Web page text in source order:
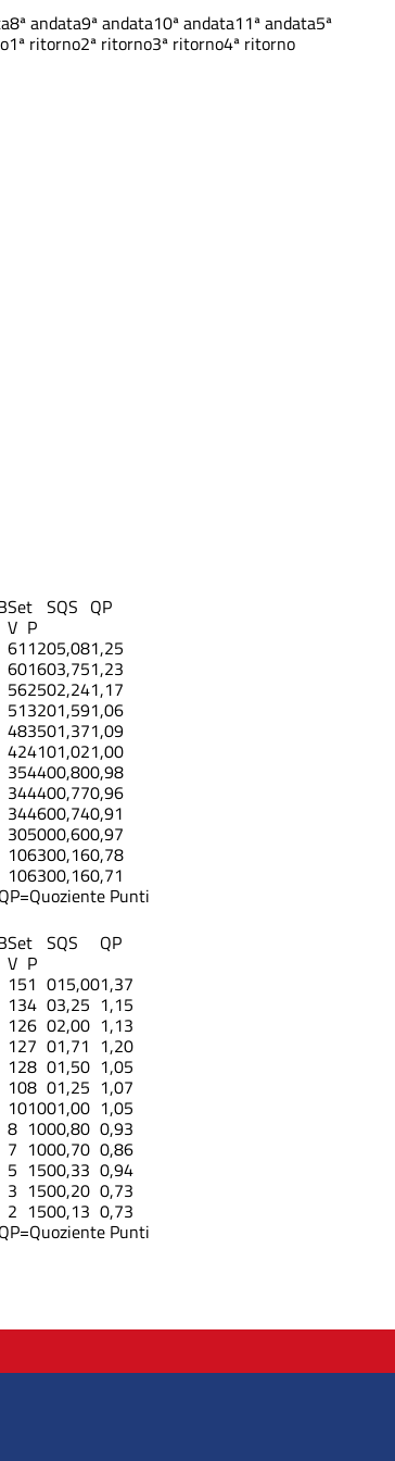
8ª andata9ª andata10ª andata11ª andata5ª
1ª ritorno2ª ritorno3ª ritorno4ª ritorno
Set SQS QP
V P
611205,081,25
601603,751,23
562502,241,17
513201,591,06
483501,371,09
424101,021,00
354400,800,98
344400,770,96
344600,740,91
305000,600,97
106300,160,78
106300,160,71
QP=Quoziente Punti
Set SQS QP
V P
151 015,001,37
134 03,25 1,15
126 02,00 1,13
127 01,71 1,20
128 01,50 1,05
108 01,25 1,07
101001,00 1,05
8 1000,80 0,93
7 1000,70 0,86
5 1500,33 0,94
3 1500,20 0,73
2 1500,13 0,73
QP=Quoziente Punti